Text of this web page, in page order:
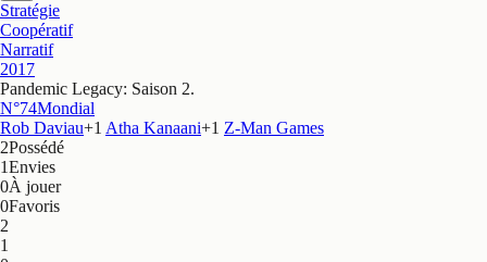
Stratégie
Coopératif
Narratif
2017
Pandemic Legacy: Saison 2.
N°74Mondial
Rob Daviau+1 Atha Kanaani+1 Z-Man Games
2Possédé
1Envies
0À jouer
0Favoris
2
1